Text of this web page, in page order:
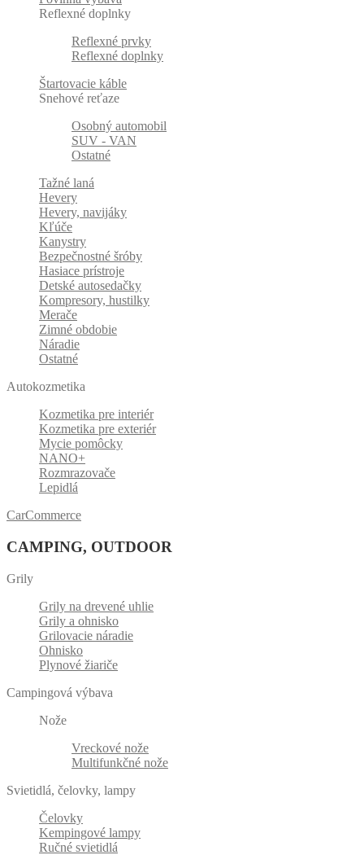
Reflexné doplnky
Reflexné prvky
Reflexné doplnky
Štartovacie káble
Snehové reťaze
Osobný automobil
SUV - VAN
Ostatné
Tažné laná
Hevery
Hevery, navijáky
Kľúče
Kanystry
Bezpečnostné šróby
Hasiace prístroje
Detské autosedačky
Kompresory, hustilky
Merače
Zimné obdobie
Náradie
Ostatné
Autokozmetika
Kozmetika pre interiér
Kozmetika pre exteriér
Mycie pomôcky
NANO+
Rozmrazovače
Lepidlá
CarCommerce
CAMPING, OUTDOOR
Grily
Grily na drevené uhlie
Grily a ohnisko
Grilovacie náradie
Ohnisko
Plynové žiariče
Campingová výbava
Nože
Vreckové nože
Multifunkčné nože
Svietidlá, čelovky, lampy
Čelovky
Kempingové lampy
Ručné svietidlá